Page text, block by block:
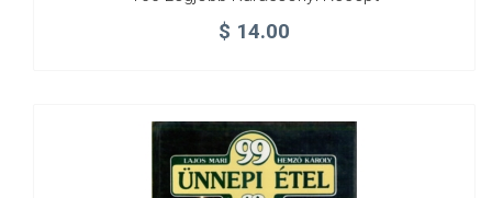
$ 14.00